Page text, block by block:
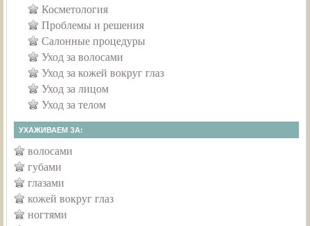
Косметология
Проблемы и решения
Салонные процедуры
Уход за волосами
Уход за кожей вокруг глаз
Уход за лицом
Уход за телом
УХАЖИВАЕМ ЗА:
волосами
губами
глазами
кожей вокруг глаз
ногтями